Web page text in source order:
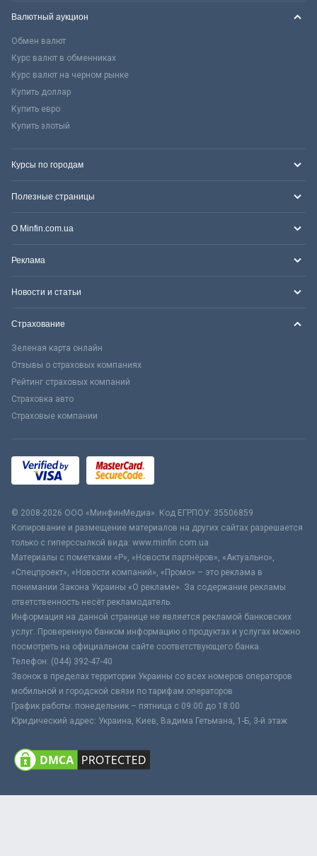
Валютный аукцион
Обмен валют
Курс валют в обменниках
Курс валют на черном рынке
Купить доллар
Купить евро
Купить злотый
Курсы по городам
Полезные страницы
О Minfin.com.ua
Реклама
Новости и статьи
Страхование
Зеленая карта онлайн
Отзывы о страховых компаниях
Рейтинг страховых компаний
Страховка авто
Страховые компании
© 2008-2026 ООО «МинфинМедиа». Код ЕГРПОУ: 35506859
Копирование и размещение материалов на других сайтах разрешается
только с гиперссылкой вида: www.minfin.com.ua
Материалы с пометками «Р», «Новости партнёров», «Актуально»,
«Спецпроект», «Новости компаний», «Промо» – это реклама в
понимании Закона Украины «О рекламе». За содержание рекламы
ответственность несёт рекламодатель.
Информация на данной странице не является рекламой банковских
услуг. Проверенную банком информацию о продуктах и услугах можно
посмотреть на официальном сайте соответствующего банка.
Телефон: (044) 392-47-40
Звонок в пределах территории Украины со всех номеров операторов
мобильной и городской связи по тарифам операторов
График работы: понедельник – пятница с 09:00 до 18:00
Юридический адрес: Украина, Киев, Вадима Гетьмана, 1-Б, 3-й этаж